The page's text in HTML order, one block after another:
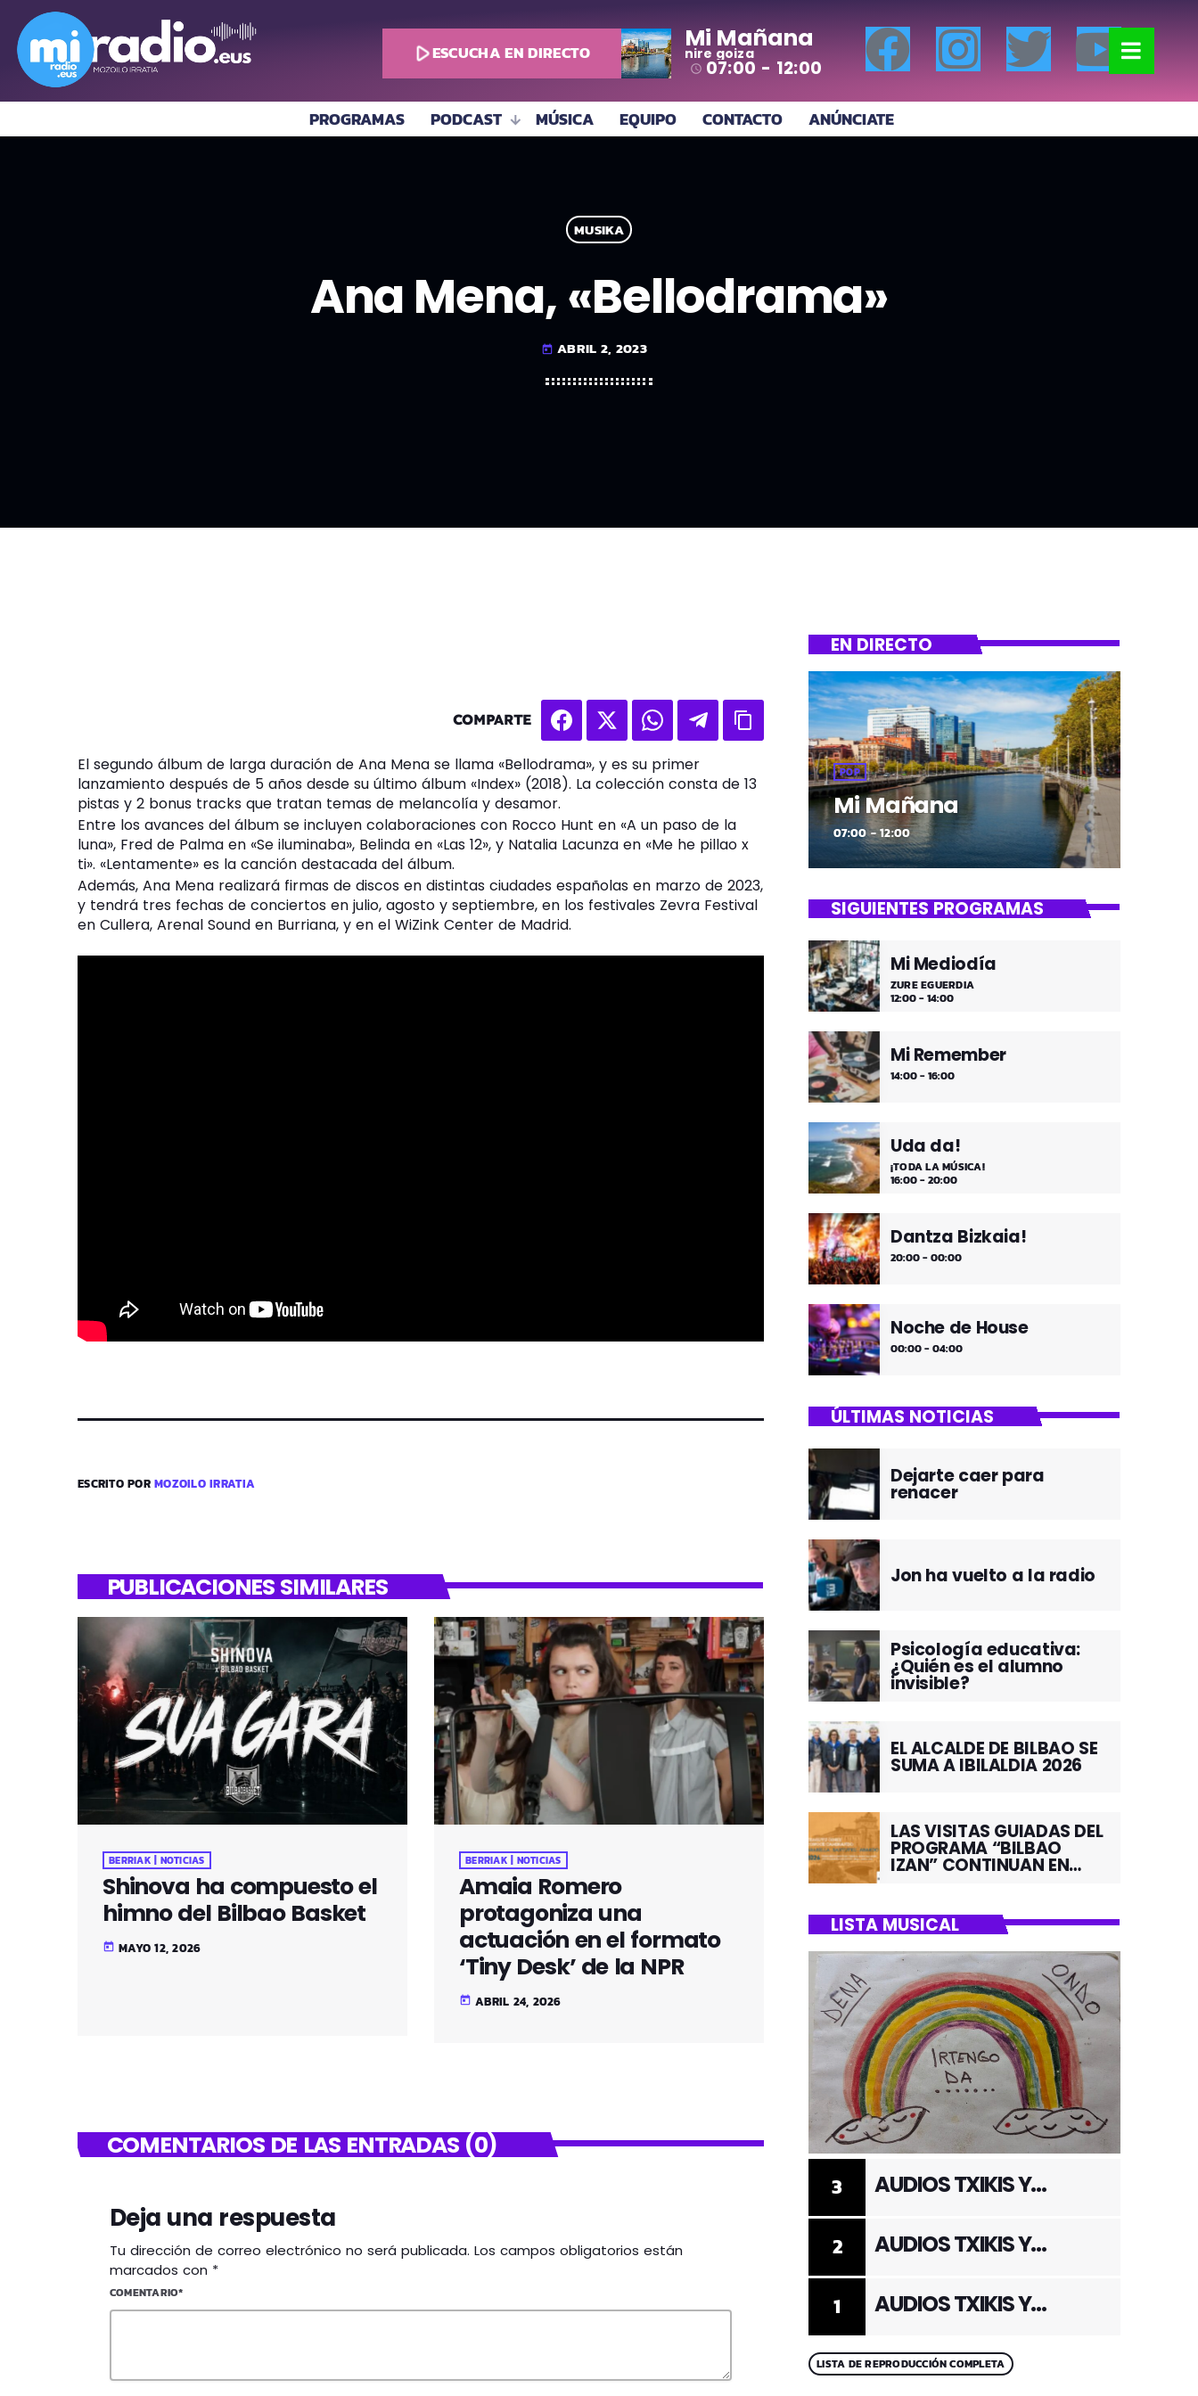
play_arrowESCUCHA EN DIRECTO Mi Mañana
nire goiza
access_time 07:00 - 12:00
PROGRAMAS PODCAST MÚSICA EQUIPO CONTACTO ANÚNCIATE
MUSIKA
Ana Mena, «Bellodrama»
today ABRIL 2, 2023
COMPARTE
El segundo álbum de larga duración de Ana Mena se llama «Bellodrama», y es su primer
lanzamiento después de 5 años desde su último álbum «Index» (2018). La colección consta de 13
pistas y 2 bonus tracks que tratan temas de melancolía y desamor.
Entre los avances del álbum se incluyen colaboraciones con Rocco Hunt en «A un paso de la
luna», Fred de Palma en «Se iluminaba», Belinda en «Las 12», y Natalia Lacunza en «Me he pillao x
ti». «Lentamente» es la canción destacada del álbum.
Además, Ana Mena realizará firmas de discos en distintas ciudades españolas en marzo de 2023,
y tendrá tres fechas de conciertos en julio, agosto y septiembre, en los festivales Zevra Festival
en Cullera, Arenal Sound en Burriana, y en el WiZink Center de Madrid.
ESCRITO PORMOZOILO IRRATIA
PUBLICACIONES SIMILARES
BERRIAK | NOTICIAS
Shinova ha compuesto el
himno del Bilbao Basket
today MAYO 12, 2026
BERRIAK | NOTICIAS
Amaia Romero
protagoniza una
actuación en el formato
‘Tiny Desk’ de la NPR
today ABRIL 24, 2026
COMENTARIOS DE LAS ENTRADAS (0)
Deja una respuesta
Tu dirección de correo electrónico no será publicada. Los campos obligatorios están
marcados con *
COMENTARIO*
EN DIRECTO
POP
Mi Mañana
07:00 - 12:00
SIGUIENTES PROGRAMAS
Mi Mediodía
ZURE EGUERDIA
12:00 - 14:00
Mi Remember
14:00 - 16:00
Uda da!
¡TODA LA MÚSICA!
16:00 - 20:00
Dantza Bizkaia!
20:00 - 00:00
Noche de House
00:00 - 04:00
ÚLTIMAS NOTICIAS
Dejarte caer para
renacer
Jon ha vuelto a la radio
Psicología educativa:
¿Quién es el alumno
invisible?
EL ALCALDE DE BILBAO SE
SUMA A IBILALDIA 2026
LAS VISITAS GUIADAS DEL
PROGRAMA “BILBAO
IZAN” CONTINUAN EN
LISTA MUSICAL
1 AUDIOS TXIKIS Y
2 AUDIOS TXIKIS Y
3 AUDIOS TXIKIS Y
LISTA DE REPRODUCCIÓN COMPLETA